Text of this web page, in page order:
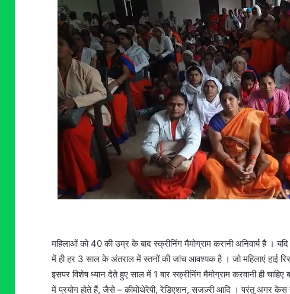
महिलाओं को 40 की उम्र के बाद स्क्रीनिंग मैमोग्राम करानी अनिवार्य है ।
में ही हर 3 साल के अंतराल में स्तनों की जांच आवश्यक है । जो महिलाएं हाई
इसपर विशेष ध्यान देते हुए साल में 1 बार स्क्रीनिंग मैमोग्राम करवानी ही
में प्रयोग होते हैं, जैसे – कीमोथेरेपी, रेडिएशन, सजज़्री आदि । परंतु अगर केस